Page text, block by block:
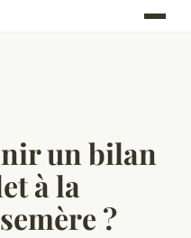
un bilan
à la
?